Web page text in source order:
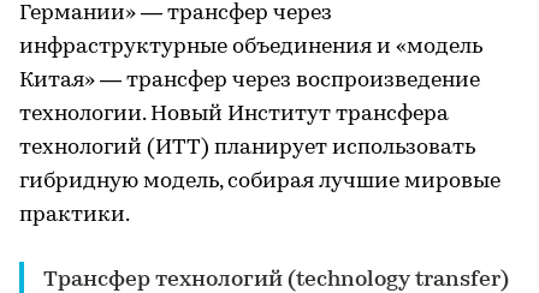
Германии» — трансфер через
инфраструктурные объединения и «модель
Китая» — трансфер через воспроизведение
технологии. Новый Институт трансфера
технологий (ИТТ) планирует использовать
гибридную модель, собирая лучшие мировые
практики.
Трансфер технологий (technology transfer)